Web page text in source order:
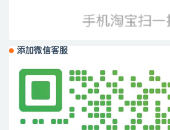
添加微信客服